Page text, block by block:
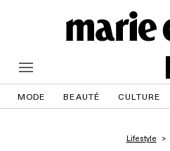
MODE BEAUTÉ CULTURE
Lifestyle